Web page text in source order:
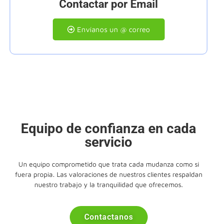
Contactar por Email
Envíanos un @ correo
Equipo de confianza en cada
servicio
Un equipo comprometido que trata cada mudanza como si
fuera propia. Las valoraciones de nuestros clientes respaldan
nuestro trabajo y la tranquilidad que ofrecemos.
Contactanos